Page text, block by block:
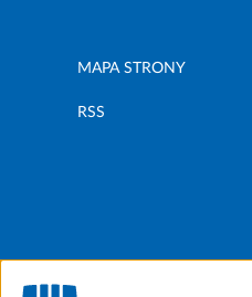
MAPA STRONY
RSS